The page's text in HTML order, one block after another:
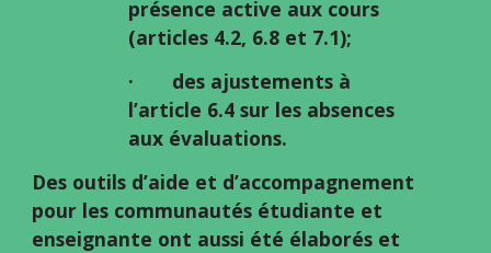
présence active aux cours
(articles 4.2, 6.8 et 7.1);
·       des ajustements à
l’article 6.4 sur les absences
aux évaluations.
Des outils d’aide et d’accompagnement
pour les communautés étudiante et
enseignante ont aussi été élaborés et